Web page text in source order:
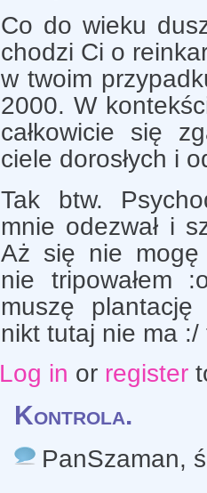
Co do wieku
chodzi Ci o
w twoim
2000. W
całkowicie się
ciele dorosłych i
Tak btw.
mnie odezwał i
Aż się nie mogę
nie tripowałem
muszę plantację
nikt tutaj nie ma
Log in or register
Kontrola.
PanSzaman,